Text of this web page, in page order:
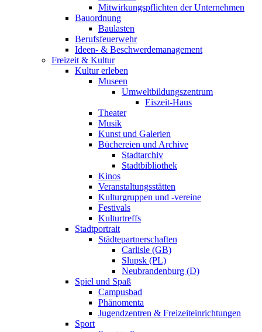
Mitwirkungspflichten der Unternehmen
Bauordnung
Baulasten
Berufsfeuerwehr
Ideen- & Beschwerdemanagement
Freizeit & Kultur
Kultur erleben
Museen
Umweltbildungszentrum
Eiszeit-Haus
Theater
Musik
Kunst und Galerien
Büchereien und Archive
Stadtarchiv
Stadtbibliothek
Kinos
Veranstaltungsstätten
Kulturgruppen und -vereine
Festivals
Kulturtreffs
Stadtportrait
Städtepartnerschaften
Carlisle (GB)
Slupsk (PL)
Neubrandenburg (D)
Spiel und Spaß
Campusbad
Phänomenta
Jugendzentren & Freizeiteinrichtungen
Sport